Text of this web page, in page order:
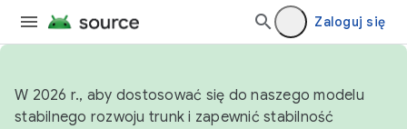
Zaloguj się
W 2026 r., aby dostosować się do naszego modelu
stabilnego rozwoju trunk i zapewnić stabilność